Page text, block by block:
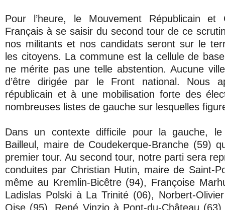
Pour l’heure, le Mouvement Républicain et
Français à se saisir du second tour de ce
nos militants et nos candidats seront sur le
les citoyens. La commune est la cellule de
ne mérite pas une telle abstention. Aucune
d’être dirigée par le Front national. Nous
républicain et à une mobilisation forte des
nombreuses listes de gauche sur lesquelles
Dans un contexte difficile pour la gauche,
Bailleul, maire de Coudekerque-Branche (59)
premier tour. Au second tour, notre parti sera
conduites par Christian Hutin, maire de Saint-
même au Kremlin-Bicêtre (94), Françoise
Ladislas Polski à La Trinité (06), Norbert-
Oise (95), René Vinzio à Pont-du-Château